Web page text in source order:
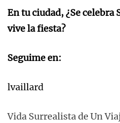
En tu ciudad, ¿Se celebra
vive la fiesta?
Seguime en:
lvaillard
Vida Surrealista de Un